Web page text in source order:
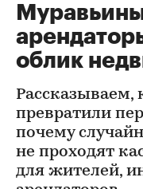
облик
Рассказываем,
превратили
почему
не проходят
для жителей,